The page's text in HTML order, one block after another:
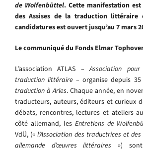
de Wolfenbüttel. Cette manifestation
des Assises de la traduction littéraire
candidatures est ouvert jusqu’au 7 mars
Le communiqué du Fonds Elmar
L’association ATLAS –Association
traduction littéraire– organise depuis
traduction à Arles. Chaque année, en
traducteurs, auteurs, éditeurs et curieux
débats, rencontres, lectures et ateliers
côté allemand, les Entretiens de
VdÜ, («l’Association des traductrices et
allemande d’œuvres littéraires »)